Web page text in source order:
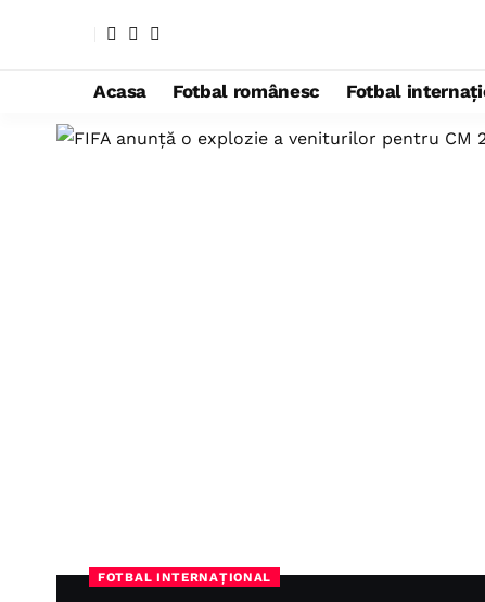
Acasa Fotbal românesc Fotbal
FOTBAL INTERNAȚIONAL